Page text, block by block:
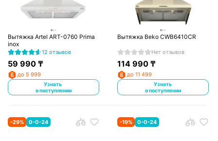
Вытяжка Artel ART-0760 Prima
inox
12 отзывов
59 990₸
до 5 999
Узнать
о поступлении
Вытяжка Beko CWB6410CR
Нет отзывов
114 990 ₸
до 11 499
Узнать
о поступлении
-29% 0-0-24 -19% 0-0-24